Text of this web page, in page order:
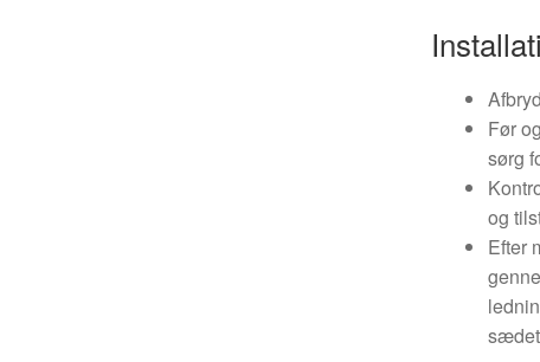
Før
sørg
og
Efter